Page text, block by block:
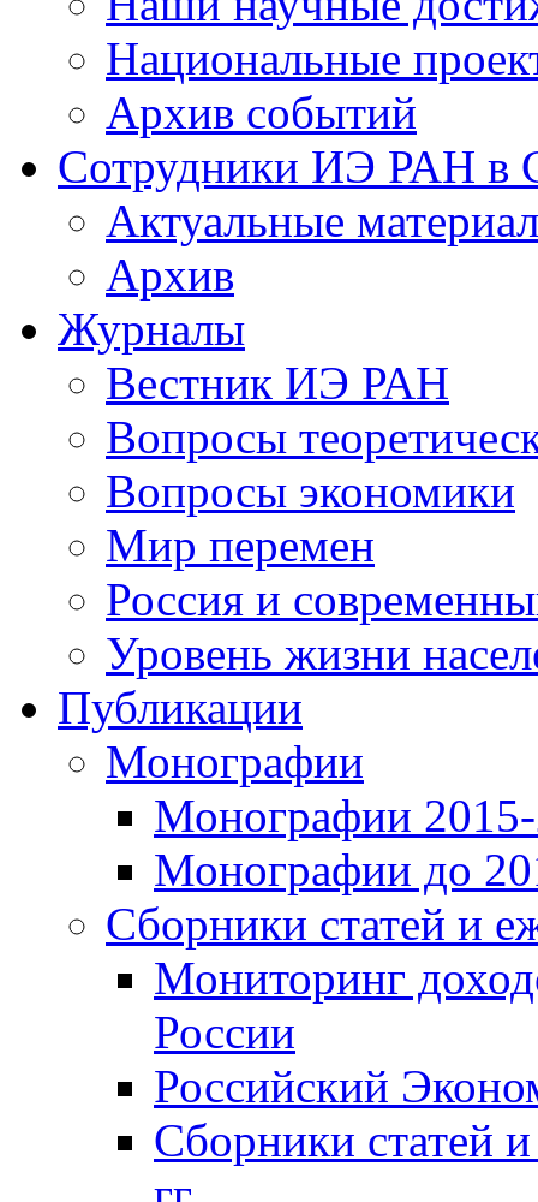
Национальные
Архив событий
Сотрудники ИЭ РАН
Актуальные
Архив
Журналы
Вестник ИЭ РАН
Вопросы
Вопросы экономики
Мир перемен
Россия и
Уровень жизни
Публикации
Монографии
Монографии 2015-
Монографии до
Сборники статей и
Мониторинг
России
Российский
Сборники статей